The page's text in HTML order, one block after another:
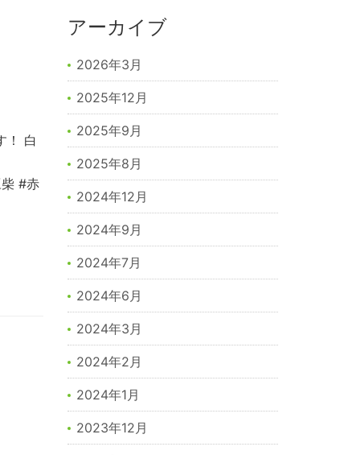
！ 白
#赤
アーカイブ
2026年3月
2025年12月
2025年9月
2025年8月
2024年12月
2024年9月
2024年7月
2024年6月
2024年3月
2024年2月
2024年1月
2023年12月